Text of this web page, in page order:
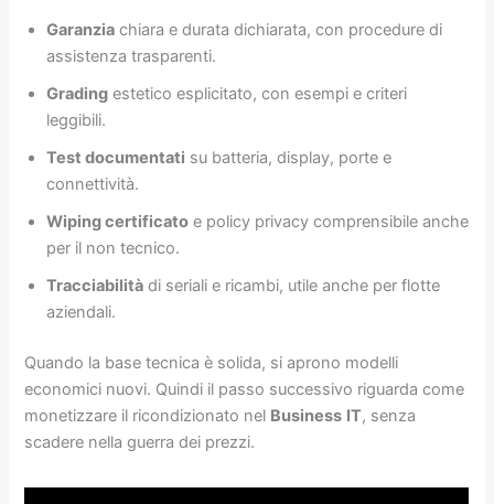
Garanzia chiara e durata dichiarata, con procedure di
assistenza trasparenti.
Grading estetico esplicitato, con esempi e criteri
leggibili.
Test documentati su batteria, display, porte e
connettività.
Wiping certificato e policy privacy comprensibile anche
per il non tecnico.
Tracciabilità di seriali e ricambi, utile anche per flotte
aziendali.
Quando la base tecnica è solida, si aprono modelli
economici nuovi. Quindi il passo successivo riguarda come
monetizzare il ricondizionato nel Business IT, senza
scadere nella guerra dei prezzi.